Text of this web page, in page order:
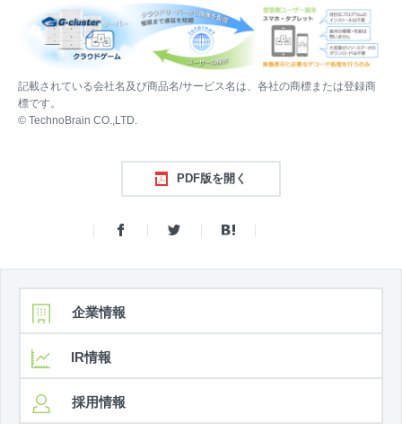
記載されている会社名及び商品名/サービス名は、各社の商標または登録商
標です。
© TechnoBrain CO.,LTD.
PDF版を開く
企業情報
IR情報
採用情報